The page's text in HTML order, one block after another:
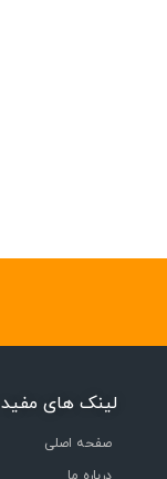
لینک های مفید
صفحه اصلی